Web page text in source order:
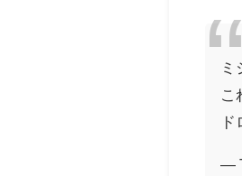
ミ
こ
—